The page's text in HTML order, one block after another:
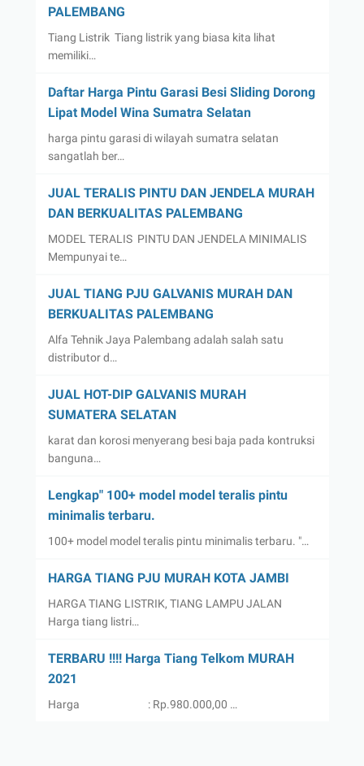
PALEMBANG
Tiang Listrik Tiang listrik yang biasa kita lihat
memiliki…
Daftar Harga Pintu Garasi Besi Sliding Dorong
Lipat Model Wina Sumatra Selatan
harga pintu garasi di wilayah sumatra selatan
sangatlah ber…
JUAL TERALIS PINTU DAN JENDELA MURAH
DAN BERKUALITAS PALEMBANG
MODEL TERALIS PINTU DAN JENDELA MINIMALIS
Mempunyai te…
JUAL TIANG PJU GALVANIS MURAH DAN
BERKUALITAS PALEMBANG
Alfa Tehnik Jaya Palembang adalah salah satu
distributor d…
JUAL HOT-DIP GALVANIS MURAH
SUMATERA SELATAN
karat dan korosi menyerang besi baja pada kontruksi
banguna…
Lengkap" 100+ model model teralis pintu
minimalis terbaru.
100+ model model teralis pintu minimalis terbaru. "…
HARGA TIANG PJU MURAH KOTA JAMBI
HARGA TIANG LISTRIK, TIANG LAMPU JALAN
Harga tiang listri…
TERBARU !!!! Harga Tiang Telkom MURAH
2021
Harga : Rp.980.000,00 …